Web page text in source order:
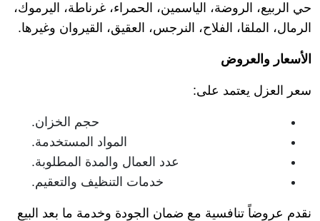
حي الربيع، الروضة، الياسمين، الحمراء، غرناطة، اليرموك،
الرمال، الملقا، الفلاح، النرجس، العقيق، القيروان وغيرها.
الأسعار والعروض
سعر العزل يعتمد على:
حجم الخزان.
المواد المستخدمة.
عدد العمال والمدة المطلوبة.
خدمات التنظيف والتعقيم.
نقدم عروضاً تنافسية مع ضمان الجودة وخدمة ما بعد البيع